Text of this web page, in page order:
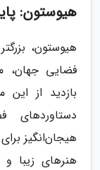
هیوستون:
هیوستون،
فضایی جهان،
بازدید از
دستاوردهای
هیجان‌انگیز
هنرهای زیبا